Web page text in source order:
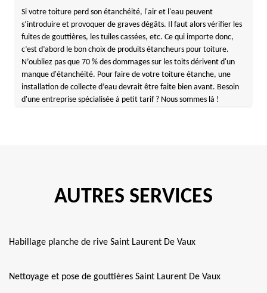
Si votre toiture perd son étanchéité, l'air et l'eau peuvent
s’introduire et provoquer de graves dégâts. Il faut alors vérifier les
fuites de gouttières, les tuiles cassées, etc. Ce qui importe donc,
c’est d’abord le bon choix de produits étancheurs pour toiture.
N’oubliez pas que 70 % des dommages sur les toits dérivent d'un
manque d'étanchéité. Pour faire de votre toiture étanche, une
installation de collecte d’eau devrait être faite bien avant. Besoin
d'une entreprise spécialisée à petit tarif ? Nous sommes là !
AUTRES SERVICES
Habillage planche de rive Saint Laurent De Vaux
Nettoyage et pose de gouttières Saint Laurent De Vaux